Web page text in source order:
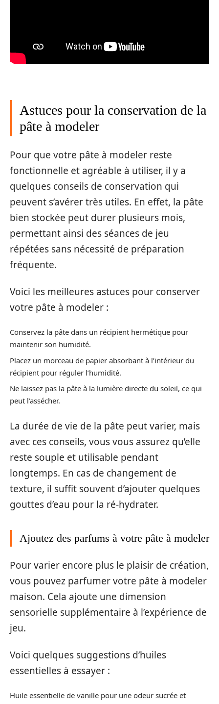
Astuces pour la conservation de la
pâte à modeler
Pour que votre pâte à modeler reste
fonctionnelle et agréable à utiliser, il y a
quelques conseils de conservation qui
peuvent s’avérer très utiles. En effet, la pâte
bien stockée peut durer plusieurs mois,
permettant ainsi des séances de jeu
répétées sans nécessité de préparation
fréquente.
Voici les meilleures astuces pour conserver
votre pâte à modeler :
Conservez la pâte dans un récipient hermétique pour
maintenir son humidité.
Placez un morceau de papier absorbant à l’intérieur du
récipient pour réguler l’humidité.
Ne laissez pas la pâte à la lumière directe du soleil, ce qui
peut l’assécher.
La durée de vie de la pâte peut varier, mais
avec ces conseils, vous vous assurez qu’elle
reste souple et utilisable pendant
longtemps. En cas de changement de
texture, il suffit souvent d’ajouter quelques
gouttes d’eau pour la ré-hydrater.
Ajoutez des parfums à votre pâte à modeler
Pour varier encore plus le plaisir de création,
vous pouvez parfumer votre pâte à modeler
maison. Cela ajoute une dimension
sensorielle supplémentaire à l’expérience de
jeu.
Voici quelques suggestions d’huiles
essentielles à essayer :
Huile essentielle de vanille pour une odeur sucrée et